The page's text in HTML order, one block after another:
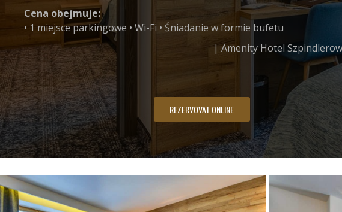
Cena obejmuje:
• 1 miejsce parkingowe • Wi-Fi • Śniadanie w formie bufetu
| Amenity Hotel
REZERVOVAT ONLINE